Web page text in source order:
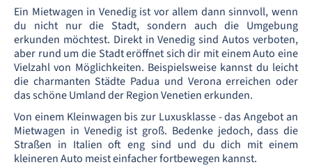
Ein Mietwagen in Venedig ist vor allem dann sinnvoll, wenn
du nicht nur die Stadt, sondern auch die Umgebung
erkunden möchtest. Direkt in Venedig sind Autos verboten,
aber rund um die Stadt eröffnet sich dir mit einem Auto eine
Vielzahl von Möglichkeiten. Beispielsweise kannst du leicht
die charmanten Städte Padua und Verona erreichen oder
das schöne Umland der Region Venetien erkunden.
Von einem Kleinwagen bis zur Luxusklasse - das Angebot an
Mietwagen in Venedig ist groß. Bedenke jedoch, dass die
Straßen in Italien oft eng sind und du dich mit einem
kleineren Auto meist einfacher fortbewegen kannst.